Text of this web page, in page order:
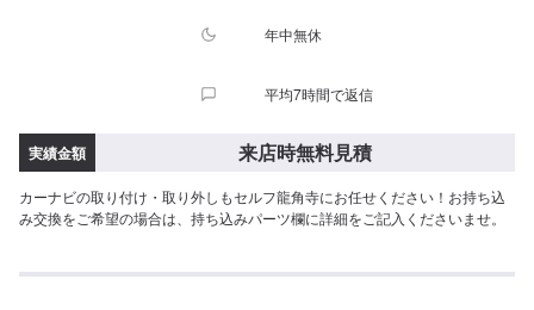
年中無休
平均7時間で返信
実績金額 来店時無料見積
カーナビの取り付け・取り外しもセルフ龍角寺にお任せください！お持ち込
み交換をご希望の場合は、持ち込みパーツ欄に詳細をご記入くださいませ。